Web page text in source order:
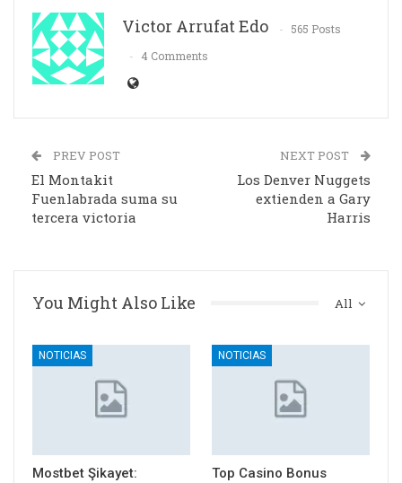
Victor Arrufat Edo
565 Posts
4 Comments
PREV POST
El Montakit
Fuenlabrada suma su
tercera victoria
NEXT POST
Los Denver Nuggets
extienden a Gary
Harris
All
You Might Also Like
NOTICIAS
Mostbet Şikayet:
NOTICIAS
Top Casino Bonus